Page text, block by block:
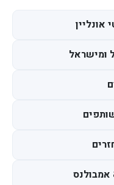
אונליין
ומישראל
אמבולנס